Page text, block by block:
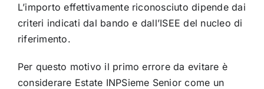
L’importo effettivamente riconosciuto dipende dai
criteri indicati dal bando e dall’ISEE del nucleo di
riferimento.
Per questo motivo il primo errore da evitare è
considerare Estate INPSieme Senior come un